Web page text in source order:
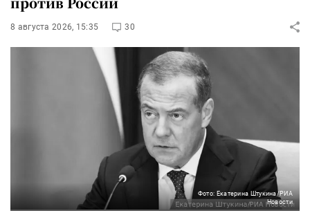
8 августа 2026, 15:35 30
Фото: Екатерина Штукина/РИА
Новости